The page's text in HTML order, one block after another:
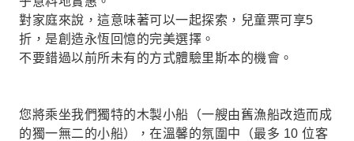
對家庭來說，這意味著可以一起探索，兒童票可享5
折，是創造永恆回憶的完美選擇。
不要錯過以前所未有的方式體驗里斯本的機會。
您將乘坐我們獨特的木製小船（一艘由舊漁船改造而成
的獨一無二的小船），在溫馨的氛圍中（最多 10 位客